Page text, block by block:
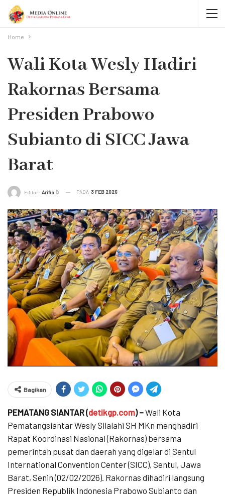
Home
Wali Kota Wesly Hadiri
Rakornas Bersama
Presiden Prabowo
Subianto di SICC Jawa
Barat
Editor: Arifin D PADA 3 FEB 2026
Bagikan
PEMATANG SIANTAR (detikgp.com) –Wali Kota
Pematangsiantar Wesly Silalahi SH MKn menghadiri
Rapat Koordinasi Nasional (Rakornas) bersama
pemerintah pusat dan daerah yang digelar di Sentul
International Convention Center (SICC), Sentul, Jawa
Barat, Senin (02/02/2026). Rakornas dihadiri langsung
Presiden Republik Indonesia Prabowo Subianto dan